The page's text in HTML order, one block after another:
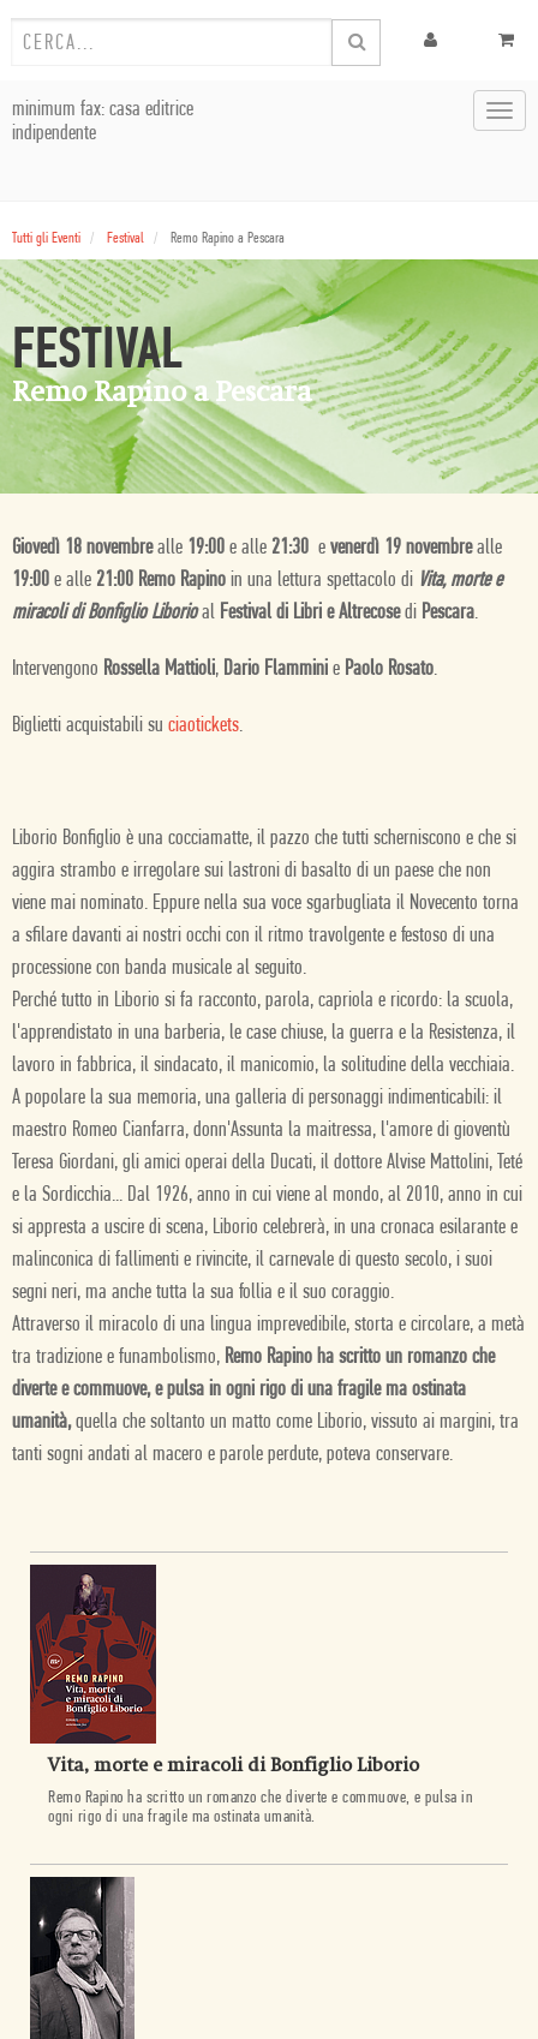
minimum fax: casa editrice
indipendente
Tutti gli Eventi Festival Remo Rapino a Pescara
FESTIVAL
Remo Rapino a Pescara
Giovedì 18 novembrealle 19:00 e alle 21:30 e venerdì 19 novembrealle
19:00 e alle 21:00 Remo Rapino in una lettura spettacolo di Vita, morte e
miracoli di Bonfiglio Liborioal Festival di Libri e Altrecosedi Pescara.
Intervengono Rossella Mattioli, Dario Flammini e Paolo Rosato.
Biglietti acquistabili su ciaotickets.
Liborio Bonfiglio è una cocciamatte, il pazzo che tutti scherniscono e che si
aggira strambo e irregolare sui lastroni di basalto di un paese che non
viene mai nominato. Eppure nella sua voce sgarbugliata il Novecento torna
a sfilare davanti ai nostri occhi con il ritmo travolgente e festoso di una
processione con banda musicale al seguito.
Perché tutto in Liborio si fa racconto, parola, capriola e ricordo: la scuola,
l'apprendistato in una barberia, le case chiuse, la guerra e la Resistenza, il
lavoro in fabbrica, il sindacato, il manicomio, la solitudine della vecchiaia.
A popolare la sua memoria, una galleria di personaggi indimenticabili: il
maestro Romeo Cianfarra, donn'Assunta la maitressa, l'amore di gioventù
Teresa Giordani, gli amici operai della Ducati, il dottore Alvise Mattolini, Teté
e la Sordicchia... Dal 1926, anno in cui viene al mondo, al 2010, anno in cui
si appresta a uscire di scena, Liborio celebrerà, in una cronaca esilarante e
malinconica di fallimenti e rivincite, il carnevale di questo secolo, i suoi
segni neri, ma anche tutta la sua follia e il suo coraggio.
Attraverso il miracolo di una lingua imprevedibile, storta e circolare, a metà
tra tradizione e funambolismo, Remo Rapino ha scritto un romanzo che
diverte e commuove, e pulsa in ogni rigo di una fragile ma ostinata
umanità,quella che soltanto un matto come Liborio, vissuto ai margini, tra
tanti sogni andati al macero e parole perdute, poteva conservare.
Vita, morte e miracoli di Bonfiglio Liborio
Remo Rapino ha scritto un romanzo che diverte e commuove, e pulsa in
ogni rigo di una fragile ma ostinata umanità.